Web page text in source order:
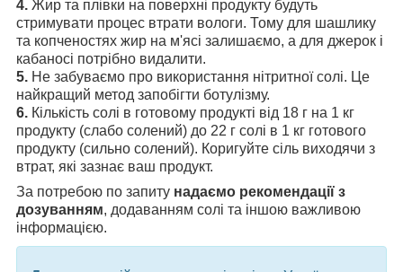
4. Жир та плівки на поверхні продукту будуть
стримувати процес втрати вологи. Тому для шашлику
та копченостях жир на м'ясі залишаємо, а для джерок і
кабаносі потрібно видалити.
5. Не забуваємо про використання нітритної солі. Це
найкращий метод запобігти ботулізму.
6. Кількість солі в готовому продукті від 18 г на 1 кг
продукту (слабо солений) до 22 г солі в 1 кг готового
продукту (сильно солений). Коригуйте сіль виходячи з
втрат, які зазнає ваш продукт.
За потребою по запиту надаємо рекомендації з
дозуванням, додаванням солі та іншою важливою
інформацією.